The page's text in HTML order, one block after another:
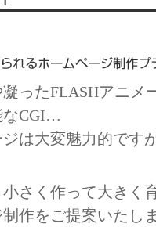
ったFLASHアニメ
なCGI…
は大変魅力的です
さく作って大きく
作をご提案いたし